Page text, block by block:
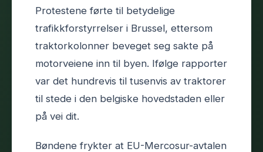
Protestene førte til betydelige
trafikkforstyrrelser i Brussel, ettersom
traktorkolonner beveget seg sakte på
motorveiene inn til byen. Ifølge rapporter
var det hundrevis til tusenvis av traktorer
til stede i den belgiske hovedstaden eller
på vei dit.
Bøndene frykter at EU-Mercosur-avtalen